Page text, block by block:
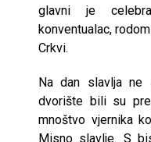
glavni je
konventualac,
Crkvi.
Na dan slavlja ne
dvorište bili su
mnoštvo vjernika
Misno slavlje. S